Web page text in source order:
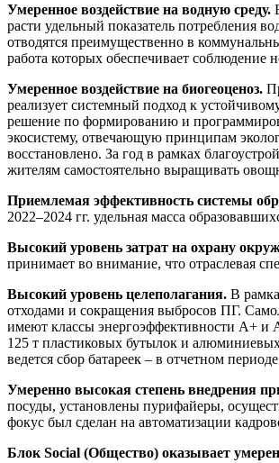
Умеренное воздействие на водную среду.
расти удельный показатель потребления
отводятся преимущественно в
работа которых обеспечивает соблюдение
Умеренное воздействие на биогеоценоз.
реализует системный подход к
решение по формированию и
экосистему, отвечающую принципам
восстановлено. За год в рамках
жителям самостоятельно выращивать
Приемлемая эффективность системы
2022–2024 гг. удельная масса
Высокий уровень затрат на охрану
принимает во внимание, что отраслевая
Высокий уровень целеполагания. В
отходами и сокращения выбросов ПГ.
имеют классы энергоэффективности А+ и
125 т пластиковых бутылок и
ведется сбор батареек – в отчетном
Умеренно высокая степень внедрения
посуды, установлены пурифайеры,
фокус был сделан на автоматизации
Блок Social (Общество) оказывает